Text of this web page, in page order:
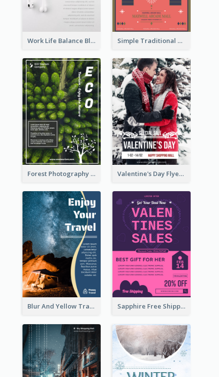
Work Life Balance Black And White Flyer Simple Traditional CNY Sales Flyer Design
Forest Photography Flyer Of ECO Tourism Valentine's Day Flyer With Photo Of Couple
Blur And Yellow Travelling Flyer Decorated With Photo Sapphire Free Shipping Flyer Design Ideas